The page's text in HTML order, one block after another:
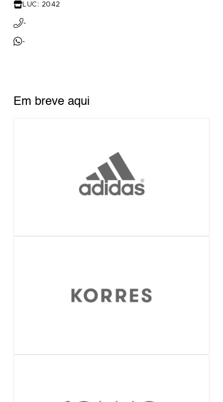
LUC: 2042
-
-
Em breve aqui